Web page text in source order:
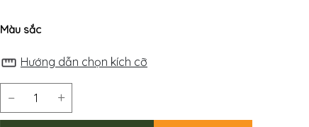
Màu sắc
Hướng dẫn chọn kích cỡ
− +